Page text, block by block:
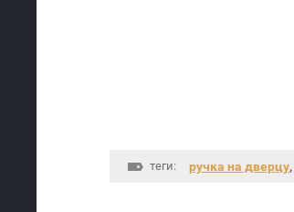
теги: ручка на дверцу,